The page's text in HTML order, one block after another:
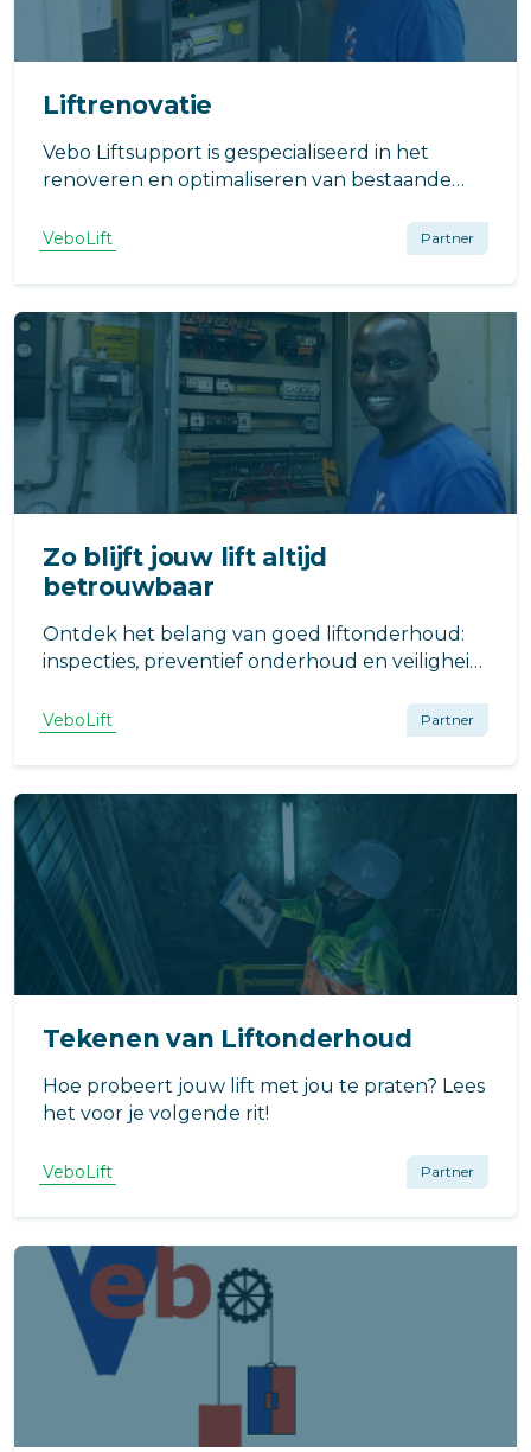
Liftrenovatie
Vebo Liftsupport is gespecialiseerd in het
renoveren en optimaliseren van bestaande
liften.
VeboLift Partner
Zo blijft jouw lift altijd
betrouwbaar
Ontdek het belang van goed liftonderhoud:
inspecties, preventief onderhoud en veiligheid
kosten en minimaliseer onverwachte
VeboLift Partner
Tekenen van Liftonderhoud
Hoe probeert jouw lift met jou te praten? Lees
het voor je volgende rit!
VeboLift Partner